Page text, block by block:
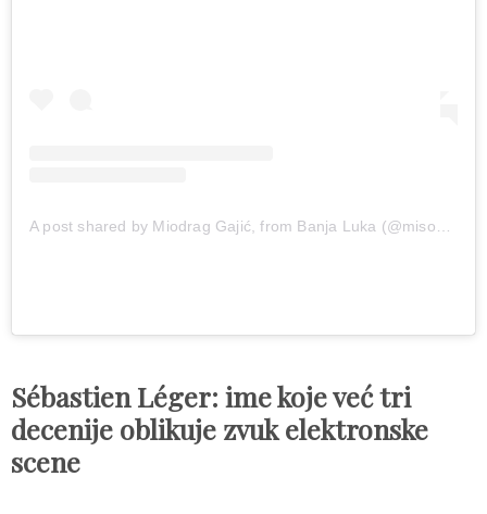
Sébastien Léger: ime koje već tri
decenije oblikuje zvuk elektronske
scene